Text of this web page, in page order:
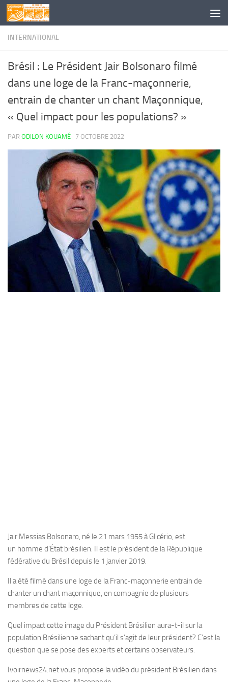
Skip to content
INTERNATIONAL
Brésil : Le Président Jair Bolsonaro filmé
dans une loge de la Franc-maçonnerie,
entrain de chanter un chant Maçonnique,
« Quel impact pour les populations? »
PAR ODILON KOUAMÉ · 7 OCTOBRE 2022
Jair Messias Bolsonaro, né le 21 mars 1955 à Glicério, est
un homme d’État brésilien. Il est le président de la République
fédérative du Brésil depuis le 1 janvier 2019.
Il a été filmé dans une loge de la Franc-maçonnerie entrain de
chanter un chant maçonnique, en compagnie de plusieurs
membres de cette loge.
Quel impact cette image du Président Brésilien aura-t-il sur la
population Brésilienne sachant qu’il s’agit de leur président? C’est la
question que se pose des experts et certains observateurs.
Ivoirnews24.net vous propose la vidéo du président Brésilien dans